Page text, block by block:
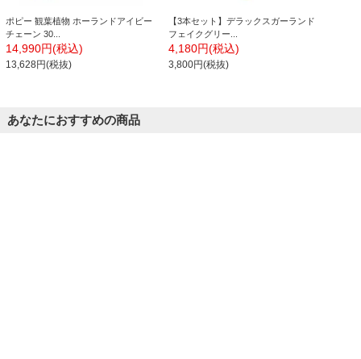
ポピー 観葉植物 ホーランドアイビー
チェーン 30...
14,990円(税込)
13,628円(税抜)
【3本セット】デラックスガーランド
フェイクグリー...
4,180円(税込)
3,800円(税抜)
あなたにおすすめの商品